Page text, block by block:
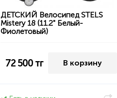
ДЕТСКИЙ Велосипед STELS
Mistery 18 (11.2" Белый-
Фиолетовый)
72 500тг В корзину